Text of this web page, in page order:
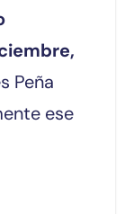
Peña
ese